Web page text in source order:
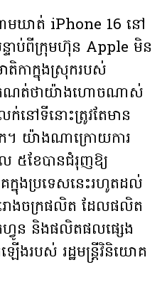
មឃាត់ iPhone 16 នៅ
ទាប់ពីក្រុមហ៊ុន Apple មិន
តិកាក្នុងស្រុករបស់
ណត់ថាយ៉ាងហោចណាស់
នៅទីនោះត្រូវតែមាន
។ យ៉ាងណាក្រោយការ
៥ខែបានជំរុញឱ្យ
ក្នុងប្រទេសនេះរហូតដល់
រោងចក្រផលិត ដែលផលិត
ហ្វូន និងផលិតផលផ្សេង
ើងរបស់ រដ្ឋមន្ត្រីវិនិយោគ